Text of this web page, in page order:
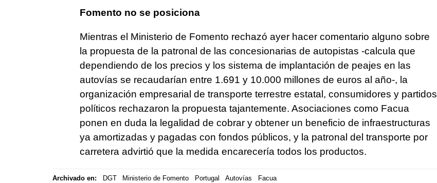
Fomento no se posiciona
Mientras el Ministerio de Fomento rechazó ayer hacer comentario alguno sobre
la propuesta de la patronal de las concesionarias de autopistas -calcula que
dependiendo de los precios y los sistema de implantación de peajes en las
autovías se recaudarían entre 1.691 y 10.000 millones de euros al año-, la
organización empresarial de transporte terrestre estatal, consumidores y partidos
políticos rechazaron la propuesta tajantemente. Asociaciones como Facua
ponen en duda la legalidad de cobrar y obtener un beneficio de infraestructuras
ya amortizadas y pagadas con fondos públicos, y la patronal del transporte por
carretera advirtió que la medida encarecería todos los productos.
Archivado en: DGT Ministerio de Fomento Portugal Autovías Facua